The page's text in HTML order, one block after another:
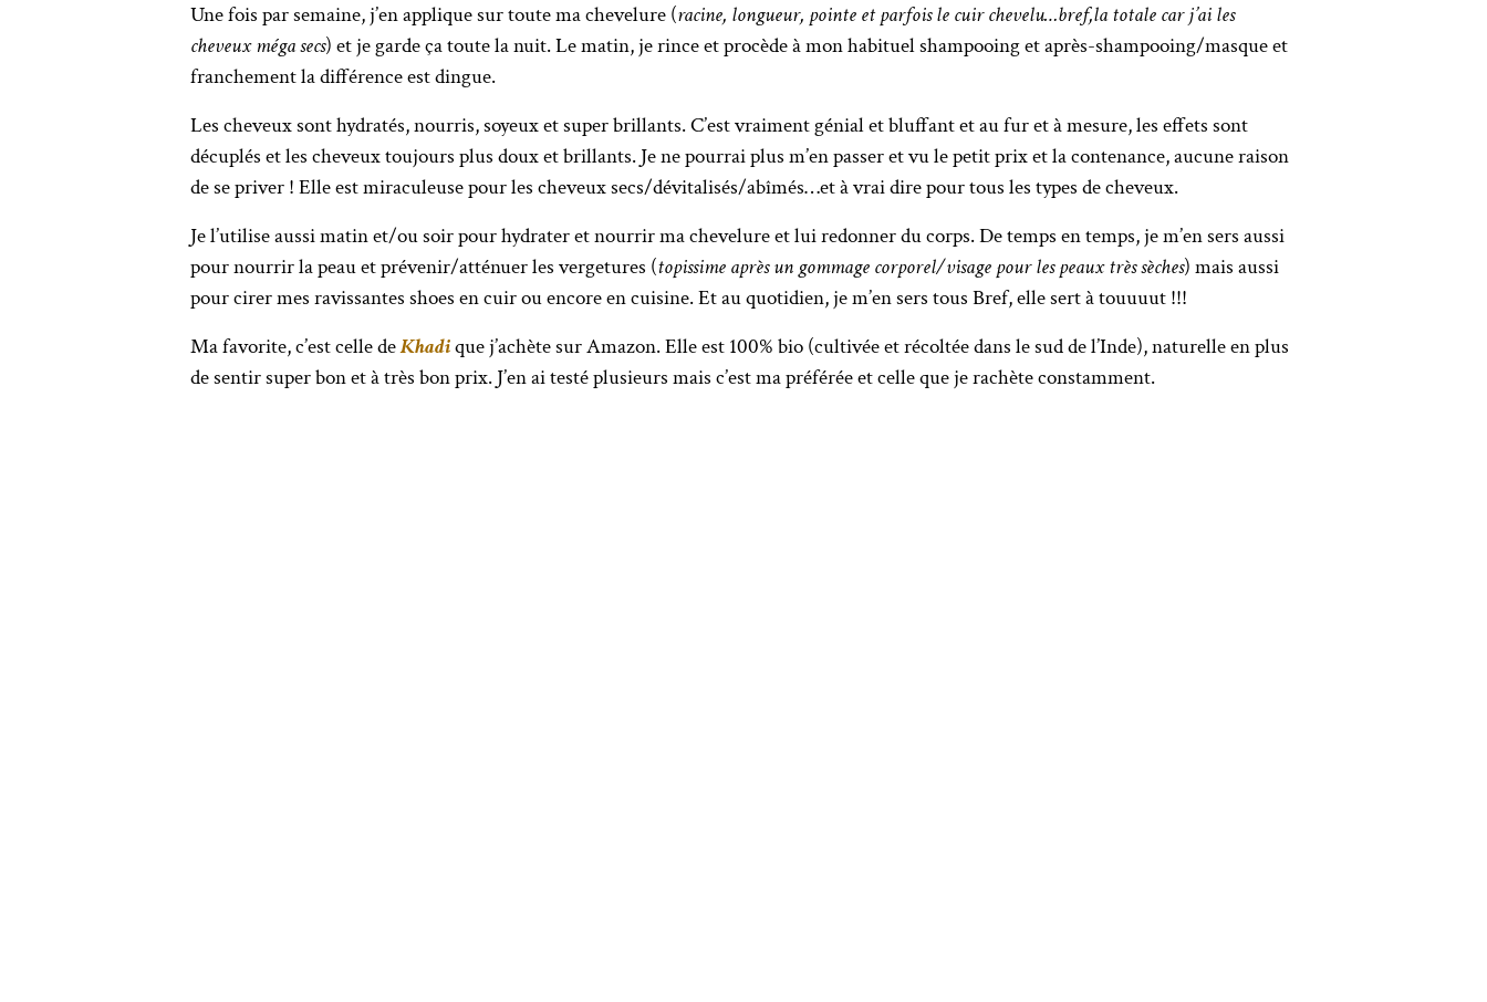
Une fois par semaine, j’en applique sur toute ma chevelure (racine, longueur, pointe et parfois le cuir chevelu…bref,la totale car j’ai les
cheveux méga secs) et je garde ça toute la nuit. Le matin, je rince et procède à mon habituel shampooing et après-shampooing/masque et
franchement la différence est dingue.
Les cheveux sont hydratés, nourris, soyeux et super brillants. C’est vraiment génial et bluffant et au fur et à mesure, les effets sont
décuplés et les cheveux toujours plus doux et brillants. Je ne pourrai plus m’en passer et vu le petit prix et la contenance, aucune raison
de se priver ! Elle est miraculeuse pour les cheveux secs/dévitalisés/abîmés…et à vrai dire pour tous les types de cheveux.
Je l’utilise aussi matin et/ou soir pour hydrater et nourrir ma chevelure et lui redonner du corps. De temps en temps, je m’en sers aussi
pour nourrir la peau et prévenir/atténuer les vergetures (topissime après un gommage corporel/visage pour les peaux très sèches) mais aussi
pour cirer mes ravissantes shoes en cuir ou encore en cuisine. Et au quotidien, je m’en sers tous Bref, elle sert à touuuut !!!
Ma favorite, c’est celle deKhadique j’achète sur Amazon. Elle est 100% bio (cultivée et récoltée dans le sud de l’Inde), naturelle en plus
de sentir super bon et à très bon prix. J’en ai testé plusieurs mais c’est ma préférée et celle que je rachète constamment.